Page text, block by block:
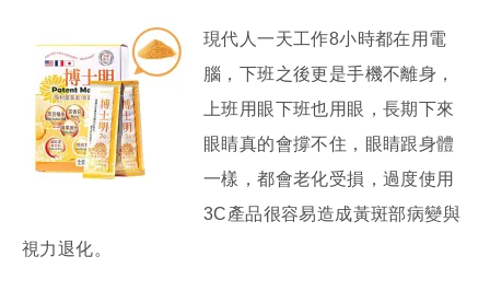
現代人一天工作8小時都在用電
腦，下班之後更是手機不離身，
上班用眼下班也用眼，長期下來
眼睛真的會撐不住，眼睛跟身體
一樣，都會老化受損，過度使用
3C產品很容易造成黃斑部病變與
視力退化。